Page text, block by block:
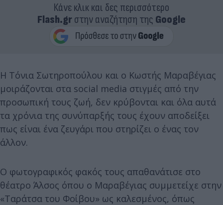
Κάνε κλικ και δες περισσότερο
Flash.grστην αναζήτηση της Google
Η Τόνια Σωτηροπούλου και ο Κωστής Μαραβέγιας
μοιράζονται στα social media στιγμές από την
προσωπική τους ζωή, δεν κρύβονται και όλα αυτά
τα χρόνια της συνύπαρξής τους έχουν αποδείξει
πως είναι ένα ζευγάρι που στηρίζει ο ένας τον
άλλον.
Ο φωτογραφικός φακός τους απαθανάτισε στο
θέατρο Άλσος όπου ο Μαραβέγιας συμμετείχε στην
«Ταράτσα του Φοίβου» ως καλεσμένος, όπως